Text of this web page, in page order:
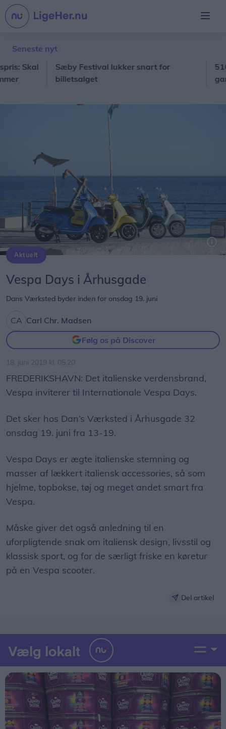
Seneste nyt
Sæby Festival lukker snart for
billetsalget
516
gang:
Aktuelt
Vespa Days i Århusgade
Dans Værksted byder inden for onsdag 19. juni
Carl Chr. Madsen
Følg os på Discover
18. juni 2019 kl. 05.20
FREDERIKSHAVN: Det italienske verdensbrand,
Vespa inviterer til Internationale Vespa Days.
Det sker hos Dan’s Værksted i Århusgade 32
onsdag 19. juni fra 13-19.
Vespa Days er ægte italienske stemning og
masser af lækkert italiensk accessories, så som
hjelme, topbokse, tøj og meget andet smart fra
Vespa.
Måske giver det også anledning til en
uforpligtende snak om italiensk design, livsstil og
klassisk sport, og for de særligt friske en køretur
på en Vespa scooter.
Del artikel